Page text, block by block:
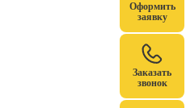
Оформить
заявку
Заказать
звонок